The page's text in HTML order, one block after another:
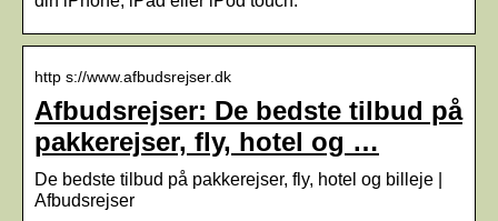
http s://www.afbudsrejser.dk
Afbudsrejser: De bedste tilbud på
pakkerejser, fly, hotel og …
De bedste tilbud på pakkerejser, fly, hotel og billeje |
Afbudsrejser